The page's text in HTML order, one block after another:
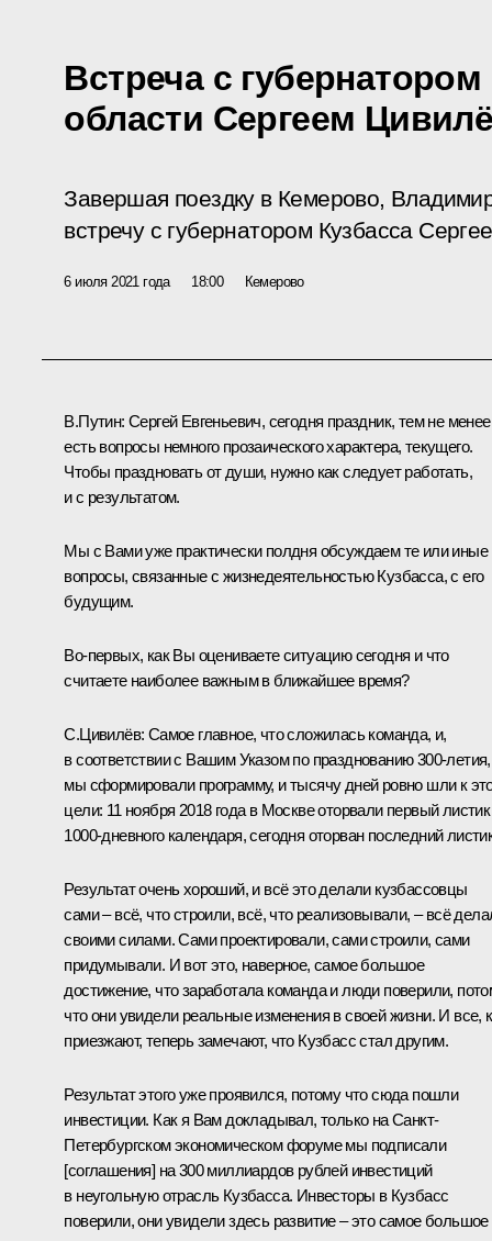
Встреча с
области Сергеем
Завершая поездку в Кемерово,
встречу с губернатором Кузбасса
6 июля 2021 года 18:00 Кемерово
В.Путин: Сергей Евгеньевич, сегодня праздник, тем не менее
есть вопросы немного прозаического характера, текущего.
Чтобы праздновать от души, нужно как следует работать,
и с результатом.
Мы с Вами уже практически полдня обсуждаем те или иные
вопросы, связанные с жизнедеятельностью Кузбасса, с его
будущим.
Во-первых, как Вы оцениваете ситуацию сегодня и что
считаете наиболее важным в ближайшее время?
С.Цивилёв: Самое главное, что сложилась команда, и,
в соответствии с Вашим Указом по празднованию 300-летия,
мы сформировали программу, и тысячу дней ровно шли к
цели: 11 ноября 2018 года в Москве оторвали первый листик
1000-дневного календаря, сегодня оторван последний
Результат очень хороший, и всё это делали кузбассовцы
сами – всё, что строили, всё, что реализовывали, – всё
своими силами. Сами проектировали, сами строили, сами
придумывали. И вот это, наверное, самое большое
достижение, что заработала команда и люди поверили,
что они увидели реальные изменения в своей жизни. И все,
приезжают, теперь замечают, что Кузбасс стал другим.
Результат этого уже проявился, потому что сюда пошли
инвестиции. Как я Вам докладывал, только на Санкт-
Петербургском экономическом форуме мы подписали
[соглашения] на 300 миллиардов рублей инвестиций
в неугольную отрасль Кузбасса. Инвесторы в Кузбасс
поверили, они увидели здесь развитие – это самое большое